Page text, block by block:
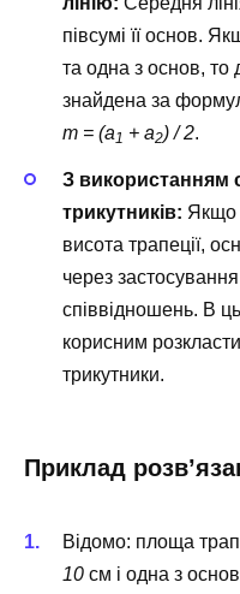
півсумі її основ.
та одна з основ, то
знайдена за
m = (a1 + a2) / 2.
З використанням
трикутників: Якщо
висота трапеції,
через
співвідношень. В
корисним
трикутники.
Приклад
Відомо: площа
10 см і одна з основ